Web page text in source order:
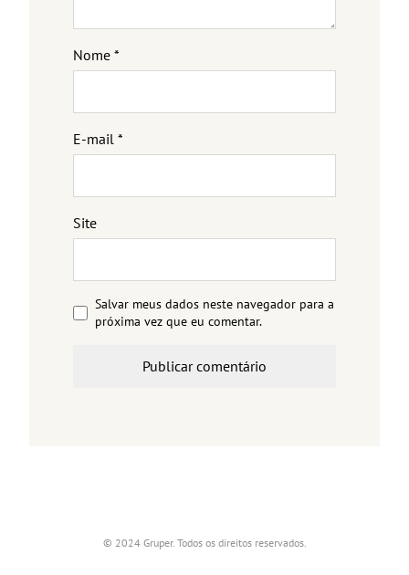
Nome *
E-mail *
Site
Salvar meus dados neste navegador para a
próxima vez que eu comentar.
© 2024 Gruper. Todos os direitos reservados.